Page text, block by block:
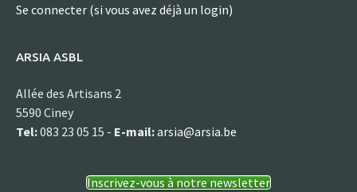
Se connecter (si vous avez déjà un login)
ARSIA ASBL
Allée des Artisans 2
5590 Ciney
Tel:083 23 05 15 - E-mail:arsia@arsia.be
Inscrivez-vous à notre newsletter